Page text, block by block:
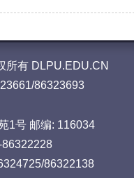
所有 DLPU.EDU.CN
86323693
1号 邮编: 116034
86322138